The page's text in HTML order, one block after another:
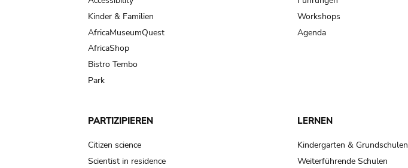
Kinder & Familien
AfricaMuseumQuest
AfricaShop
Bistro Tembo
Park
Workshops
Agenda
PARTIZIPIEREN
Citizen science
Scientist in residence
LERNEN
Kindergarten & Grundschulen
Weiterführende Schulen